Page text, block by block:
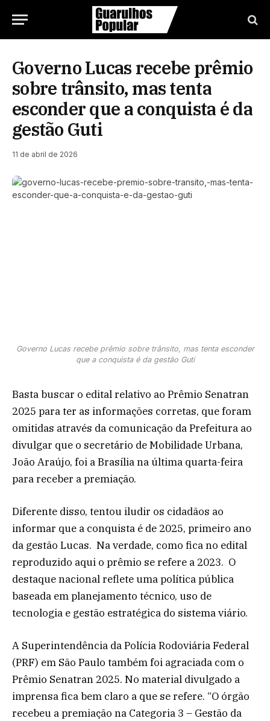
Governo Lucas recebe prêmio
sobre trânsito, mas tenta
esconder que a conquista é da
gestão Guti
11 de abril de 2026
Governo Lucas recebe prêmio sobre trânsito, mas tenta esconder
que a conquista é da gestão Guti
Basta buscar o edital relativo ao Prêmio Senatran
2025 para ter as informações corretas, que foram
omitidas através da comunicação da Prefeitura ao
divulgar que o secretário de Mobilidade Urbana,
João Araújo, foi a Brasília na última quarta-feira
para receber a premiação.
Diferente disso, tentou iludir os cidadãos ao
informar que a conquista é de 2025, primeiro ano
da gestão Lucas. Na verdade, como fica no edital
reproduzido aqui o prêmio se refere a 2023. O
destaque nacional reflete uma política pública
baseada em planejamento técnico, uso de
tecnologia e gestão estratégica do sistema viário.
A Superintendência da Polícia Rodoviária Federal
(PRF) em São Paulo também foi agraciada com o
Prêmio Senatran 2025. No material divulgado a
imprensa fica bem claro a que se refere. “O órgão
recebeu a premiação na Categoria 3 – Gestão da